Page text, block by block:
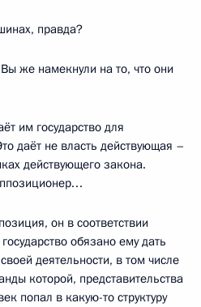
правда?
же намекнули на то, что они
им государство для
даёт не власть действующая –
действующего закона.
он в соответствии
обязано ему дать
деятельности, в том числе
которой, представительства
попал в какую-то структуру